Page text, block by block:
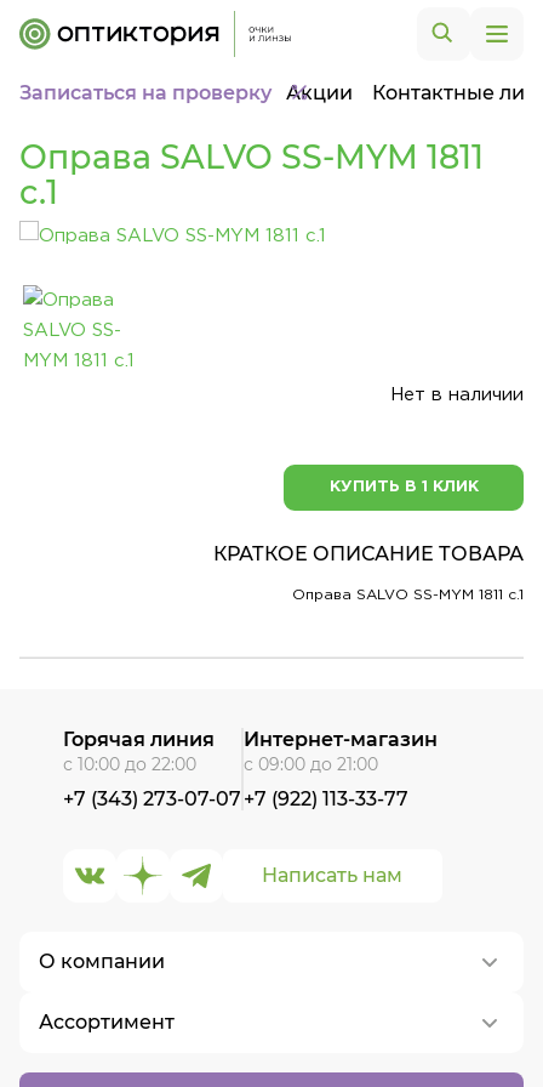
Записаться на проверку Акции Контактные
Оправа SALVO SS-MYM 1811
c.1
Нет в наличии
КУПИТЬ В 1 КЛИК
КРАТКОЕ ОПИСАНИЕ ТОВАРА
Оправа SALVO SS-MYM 1811 c.1
О компании
О нас
Контакты
Ассортимент
Написать нам
Горячая линия
с 10:00 до 22:00
+7 (343) 273-07-07
Интернет-магазин
с 09:00 до 21:00
+7 (922) 113-33-77